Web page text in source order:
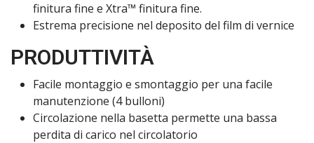
finitura fine e Xtra™ finitura fine.
Estrema precisione nel deposito del film di vernice
PRODUTTIVITÀ
Facile montaggio e smontaggio per una facile
manutenzione (4 bulloni)
Circolazione nella basetta permette una bassa
perdita di carico nel circolatorio